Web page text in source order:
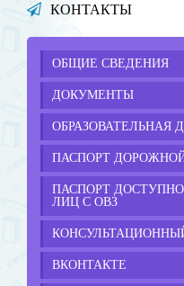
КОНТАКТЫ
ОБЩИЕ СВЕДЕНИЯ
ДОКУМЕНТЫ
ОБРАЗОВАТЕЛЬНАЯ
ПАСПОРТ
ПАСПОРТ
ЛИЦ С ОВЗ
ВКОНТАКТЕ